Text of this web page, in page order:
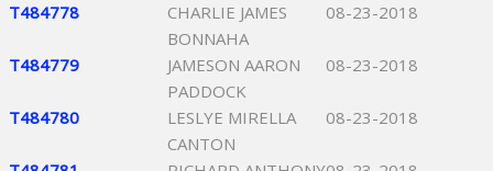
T484778
CHARLIE JAMES
BONNAHA
08-23-2018
T484779
JAMESON AARON
PADDOCK
08-23-2018
T484780
LESLYE MIRELLA
CANTON
08-23-2018